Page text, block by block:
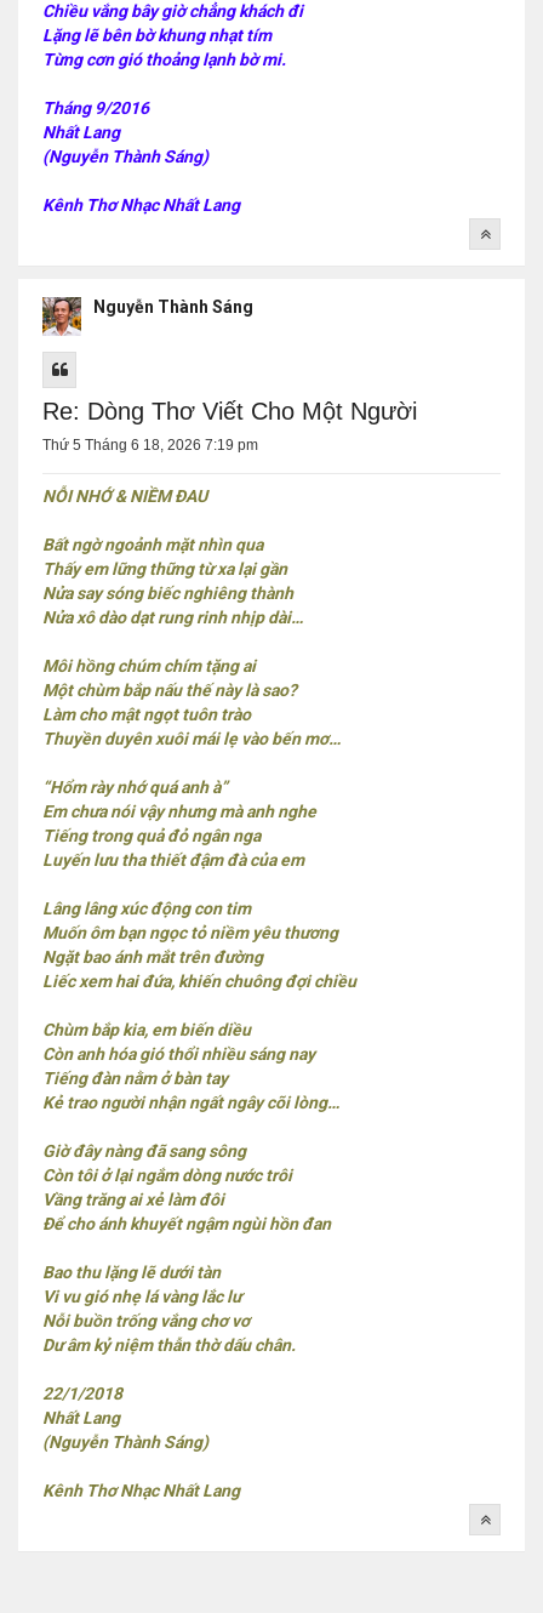
Chiều vắng bây giờ chẳng khách đi
Lặng lẽ bên bờ khung nhạt tím
Từng cơn gió thoảng lạnh bờ mi.
Tháng 9/2016
Nhất Lang
(Nguyễn Thành Sáng)
Kênh Thơ Nhạc Nhất Lang
Nguyễn Thành Sáng
Re: Dòng Thơ Viết Cho Một Người
Thứ 5 Tháng 6 18, 2026 7:19 pm
NỖI NHỚ & NIỀM ĐAU
Bất ngờ ngoảnh mặt nhìn qua
Thấy em lững thững từ xa lại gần
Nửa say sóng biếc nghiêng thành
Nửa xô dào dạt rung rinh nhịp dài…
Môi hồng chúm chím tặng ai
Một chùm bắp nấu thế này là sao?
Làm cho mật ngọt tuôn trào
Thuyền duyên xuôi mái lẹ vào bến mơ…
“Hổm rày nhớ quá anh à”
Em chưa nói vậy nhưng mà anh nghe
Tiếng trong quả đỏ ngân nga
Luyến lưu tha thiết đậm đà của em
Lâng lâng xúc động con tim
Muốn ôm bạn ngọc tỏ niềm yêu thương
Ngặt bao ánh mắt trên đường
Liếc xem hai đứa, khiến chuông đợi chiều
Chùm bắp kia, em biến diều
Còn anh hóa gió thổi nhiều sáng nay
Tiếng đàn nằm ở bàn tay
Kẻ trao người nhận ngất ngây cõi lòng…
Giờ đây nàng đã sang sông
Còn tôi ở lại ngắm dòng nước trôi
Vầng trăng ai xẻ làm đôi
Để cho ánh khuyết ngậm ngùi hồn đan
Bao thu lặng lẽ dưới tàn
Vi vu gió nhẹ lá vàng lắc lư
Nỗi buồn trống vắng chơ vơ
Dư âm kỷ niệm thẫn thờ dấu chân.
22/1/2018
Nhất Lang
(Nguyễn Thành Sáng)
Kênh Thơ Nhạc Nhất Lang